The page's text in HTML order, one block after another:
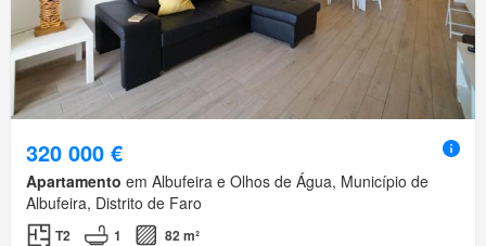
320 000 €
Apartamento em Albufeira e Olhos de Água, Município de
Albufeira, Distrito de Faro
T2 1 82 m²